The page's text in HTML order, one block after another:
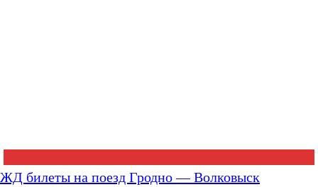
ЖД билеты на поезд Гродно — Волковыск